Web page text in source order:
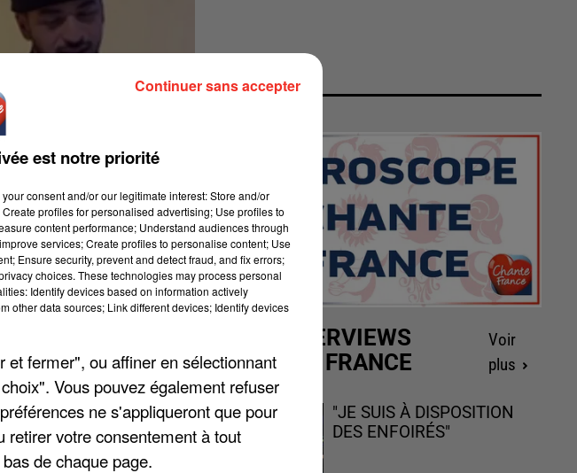
LES INTERVIEWS
CHANTE FRANCE
Voir
plus
"JE SUIS À DISPOSITION
DES ENFOIRÉS"
est notre priorité
consent and/or our legitimate interest: Store and/or
profiles for personalised advertising; Use profiles to
content performance; Understand audiences through
services; Create profiles to personalise content; Use
Ensure security, prevent and detect fraud, and fix errors;
choices. These technologies may process personal
Identify devices based on information actively
other data sources; Link different devices; Identify devices
et fermer", ou affiner en sélectionnant
Vous pouvez également refuser
ne s'appliqueront que pour
retirer votre consentement à tout
de chaque page.
Continuer sans accepter